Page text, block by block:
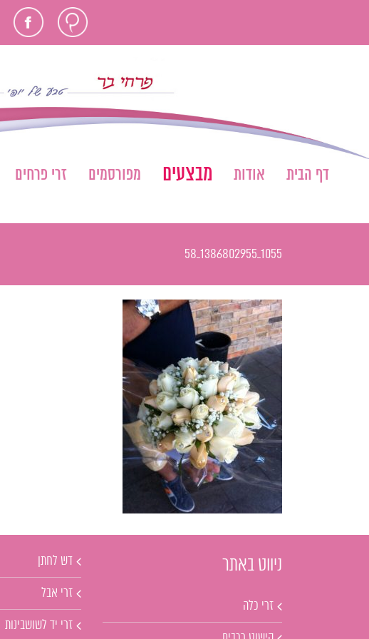
חוות
דעת
דף הבית אודות מבצעים מפורסמים זרי פרחים
1055_1386802955_58
ניווט באתר
זרי כלה
דש לחתן
זרי אבל
זרי יד לשושבינות